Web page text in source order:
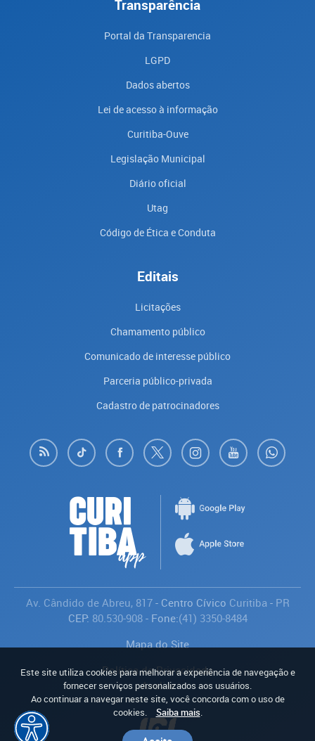
Transparência
Portal da Transparencia
LGPD
Dados abertos
Lei de acesso à informação
Curitiba-Ouve
Legislação Municipal
Diário oficial
Utag
Código de Ética e Conduta
Editais
Licitações
Chamamento público
Comunicado de interesse público
Parceria público-privada
Cadastro de patrocinadores
Av. Cândido de Abreu, 817- Centro Cívico Curitiba - PR
CEP: 80.530-908- Fone:(41) 3350-8484
Mapa do Site
Política de Privacidade
Avaliar
Este site utiliza cookies para melhorar a experiência de navegação e
fornecer serviços personalizados aos usuários.
Ao continuar a navegar neste site, você concorda com o uso de
cookies.
Saiba mais.